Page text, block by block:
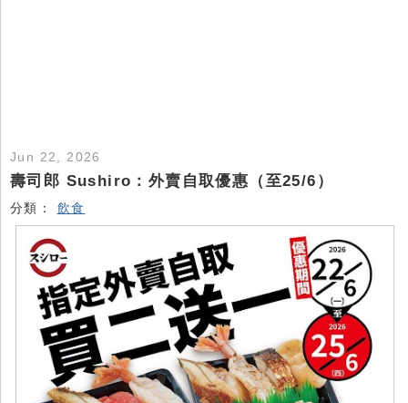
Jun 22, 2026
壽司郎 Sushiro：外賣自取優惠（至25/6）
分類： 飲食